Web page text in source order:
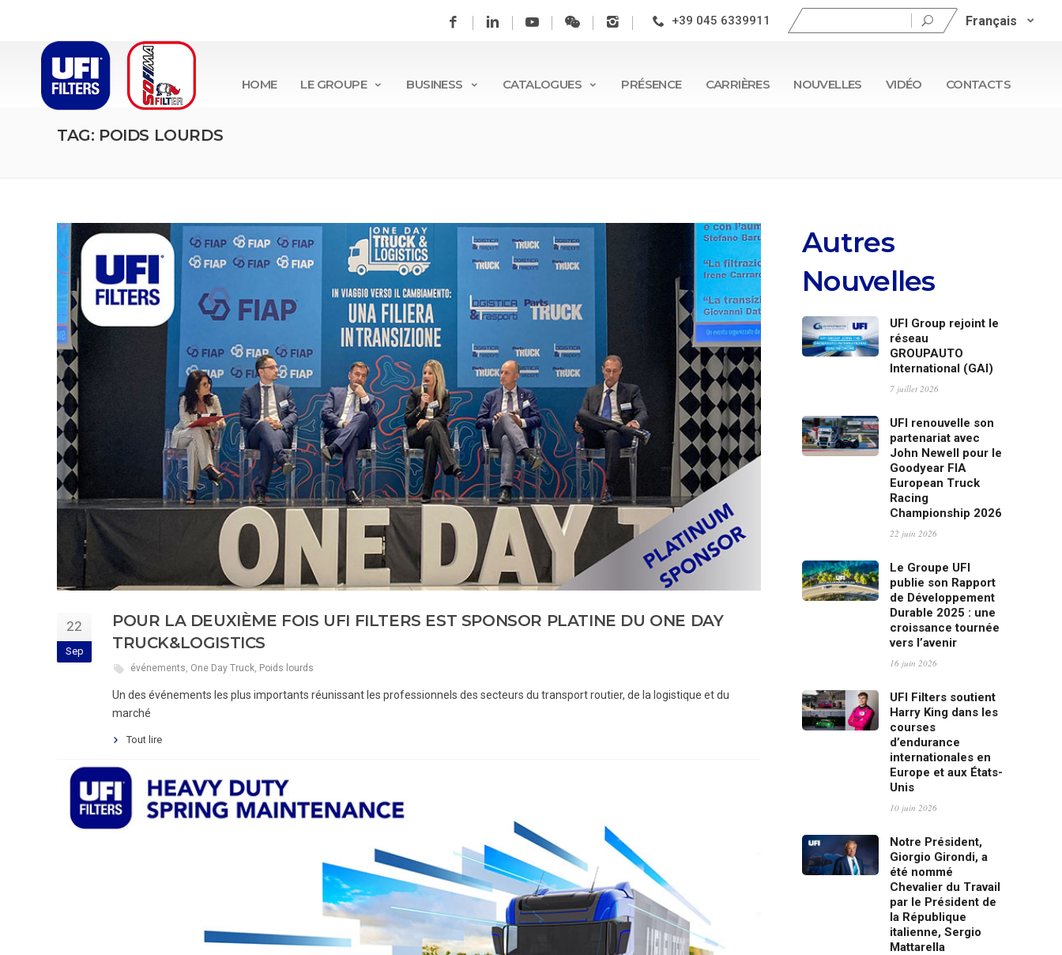
+39 045 6339911 Rechercher : Français
HOME LE GROUPE BUSINESS CATALOGUES PRÉSENCE CARRIÈRES NOUVELLES VIDÉO CONTACTS
TAG: POIDS LOURDS
22
Sep
POUR LA DEUXIÈME FOIS UFI FILTERS EST SPONSOR PLATINE DU ONE DAY
TRUCK&LOGISTICS
événements, One Day Truck, Poids lourds
Un des événements les plus importants réunissant les professionnels des secteurs du transport routier, de la logistique et du
marché
Tout lire
Autres
Nouvelles
UFI Group rejoint le
réseau
GROUPAUTO
International (GAI)
7 juillet 2026
UFI renouvelle son
partenariat avec
John Newell pour le
Goodyear FIA
European Truck
Racing
Championship 2026
22 juin 2026
Le Groupe UFI
publie son Rapport
de Développement
Durable 2025 : une
croissance tournée
vers l’avenir
16 juin 2026
UFI Filters soutient
Harry King dans les
courses
d’endurance
internationales en
Europe et aux États-
Unis
10 juin 2026
Notre Président,
Giorgio Girondi, a
été nommé
Chevalier du Travail
par le Président de
la République
italienne, Sergio
Mattarella